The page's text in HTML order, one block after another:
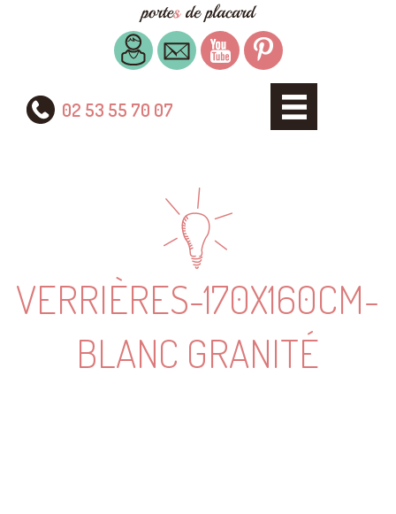
02 53 55 70 07
VERRIÈRES-170X160CM-
BLANC GRANITÉ